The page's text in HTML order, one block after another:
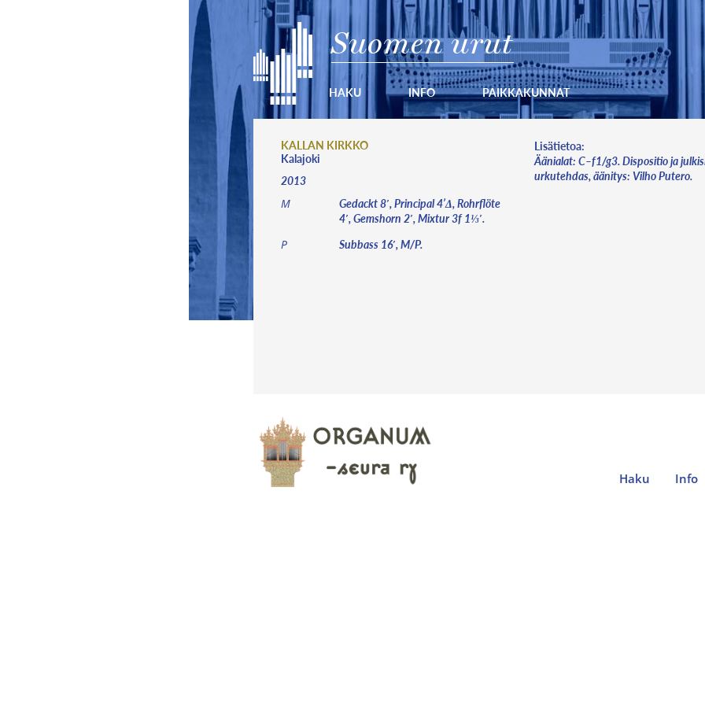
Suomen urut
HAKU INFO PAIKKAKUNNAT
KALLAN KIRKKO
Kalajoki
2013
M
Gedackt 8′, Principal 4’Δ, Rohrflöte
4′, Gemshorn 2′, Mixtur 3f 1⅓′.
P Subbass 16′, M/P.
Lisätietoa:
Äänialat: C–f1/g3. Dispositio ja
urkutehdas, äänitys: Vilho Putero.
Haku Info